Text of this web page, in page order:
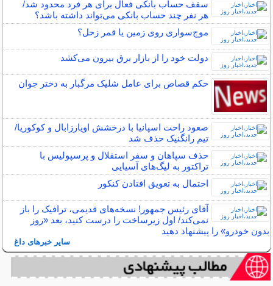
سقف حساب بانکی فعال برای هر فرد محدود شد/
هر نفر چند حساب بانکی می‌تواند داشته باشد؟
موج‌سواری روی زمین یا قمر زحل؟
دولت خود را از بازار برق بیرون می‌کشد
حکم قصاص برای عامل شلیک مرگبار به دختر جوان
صعود راحت اسپانیا با درخشش اویارزابال و کوکوریا/
تیم رانگنیک حذف شد
حذف سپاهان و سفر استقلال و پرسپولیس با
تراکتور به لیگ‌های آسیایی
احتمال به تعویق افتادن کنکور
آقای رئیس جمهور! نسخه‌های قدیمی، ترافیک را باز
نمی‌کند/ اول زیرساخت را درست کنید، بعد «روز
بدون خودرو» را پیشنهاد دهید
سایر خبرهای داغ